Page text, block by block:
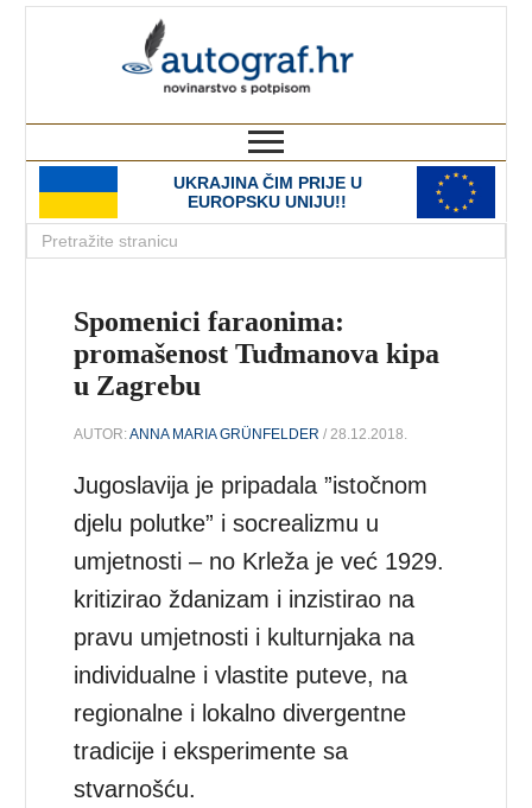
UKRAJINA ČIM PRIJE U
EUROPSKU UNIJU!!
Spomenici faraonima:
promašenost Tuđmanova kipa
u Zagrebu
AUTOR:ANNA MARIA GRÜNFELDER / 28.12.2018.
Jugoslavija je pripadala ”istočnom
djelu polutke” i socrealizmu u
umjetnosti – no Krleža je već 1929.
kritizirao ždanizam i inzistirao na
pravu umjetnosti i kulturnjaka na
individualne i vlastite puteve, na
regionalne i lokalno divergentne
tradicije i eksperimente sa
stvarnošću.